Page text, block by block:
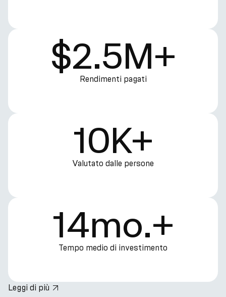
$2.5M+
Rendimenti pagati
10K+
Valutato dalle persone
14mo.+
Tempo medio di investimento
Leggi di più